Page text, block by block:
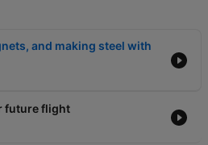
and making steel with
future flight